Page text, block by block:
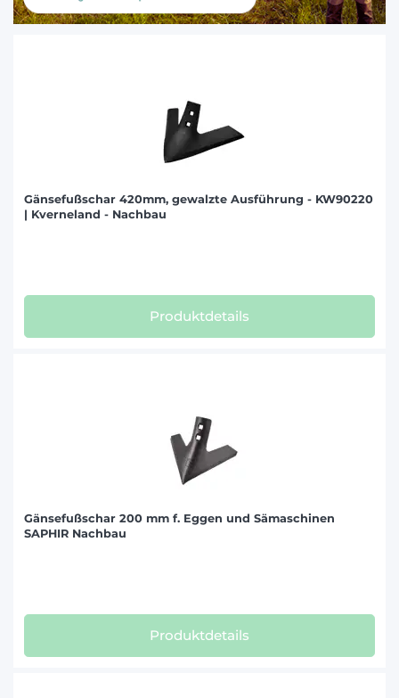
Gänsefußschar 420mm, gewalzte Ausführung - KW90220
| Kverneland - Nachbau
Produktdetails
Gänsefußschar 200 mm f. Eggen und Sämaschinen
SAPHIR Nachbau
Produktdetails